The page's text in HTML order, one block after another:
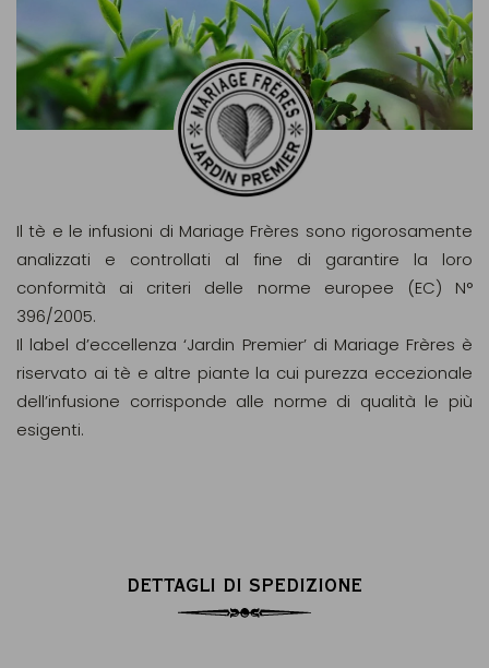
Il tè e le infusioni di Mariage Frères sono rigorosamente
analizzati e controllati al fine di garantire la loro
conformità ai criteri delle norme europee (EC) N°
396/2005.
Il label d’eccellenza ‘Jardin Premier’ di Mariage Frères è
riservato ai tè e altre piante la cui purezza eccezionale
dell’infusione corrisponde alle norme di qualità le più
esigenti.
DETTAGLI DI SPEDIZIONE